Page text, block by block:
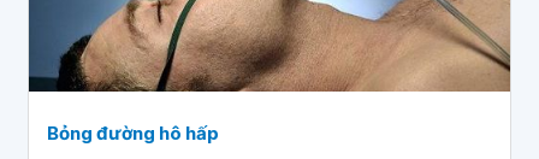
Bỏng đường hô hấp